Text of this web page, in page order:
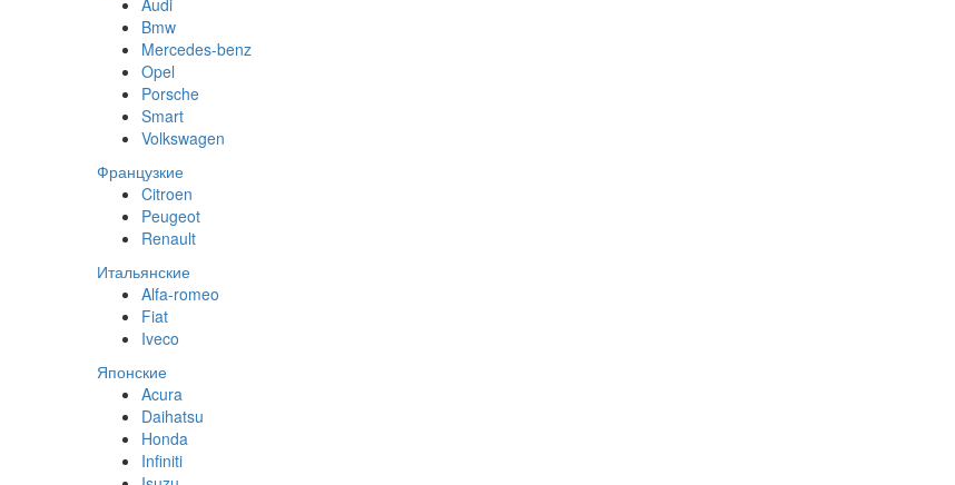
Audi
Bmw
Mercedes-benz
Opel
Porsche
Smart
Volkswagen
Французкие
Citroen
Peugeot
Renault
Итальянские
Alfa-romeo
Fiat
Iveco
Японские
Acura
Daihatsu
Honda
Infiniti